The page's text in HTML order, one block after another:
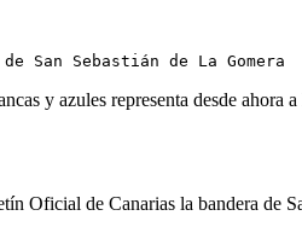
y azules representa desde ahora
Oficial de Canarias la bandera de